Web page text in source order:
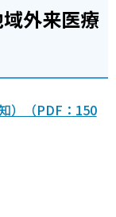
外来医療
）（PDF：150